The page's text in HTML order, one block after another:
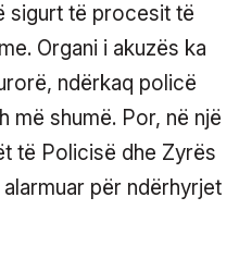
sigurt të procesit të
Organi i akuzës ka
ndërkaq policë
më shumë. Por, në një
të Policisë dhe Zyrës
për ndërhyrjet